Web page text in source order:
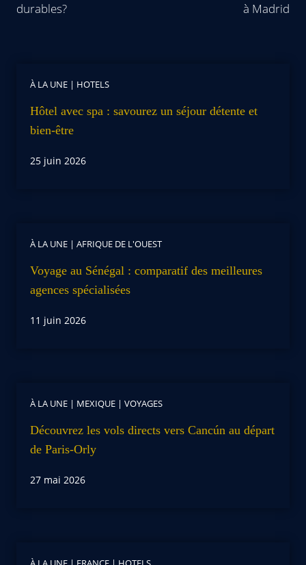
durables?
à Madrid
À LA UNE | HOTELS
Hôtel avec spa : savourez un séjour détente et
bien-être
25 juin 2026
À LA UNE | AFRIQUE DE L'OUEST
Voyage au Sénégal : comparatif des meilleures
agences spécialisées
11 juin 2026
À LA UNE | MEXIQUE | VOYAGES
Découvrez les vols directs vers Cancún au départ
de Paris-Orly
27 mai 2026